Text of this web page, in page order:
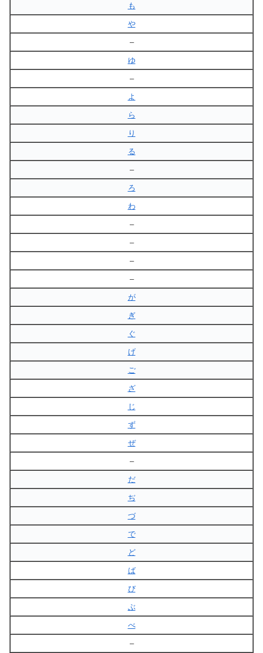
も
や
–
ゆ
–
よ
ら
り
る
–
ろ
わ
–
–
–
–
が
ぎ
ぐ
げ
ご
ざ
じ
ず
ぜ
–
だ
ぢ
づ
で
ど
ば
び
ぶ
べ
–